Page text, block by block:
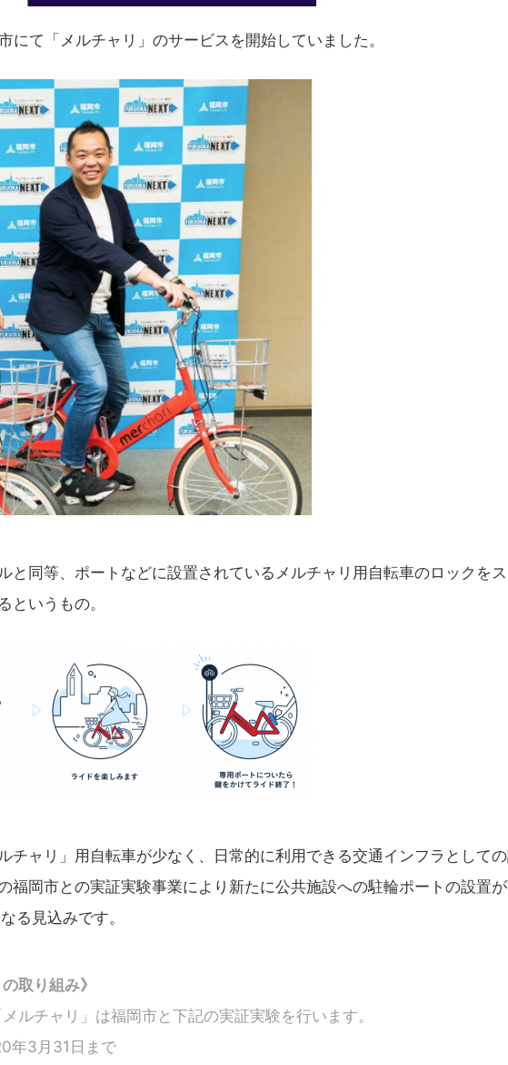
にて「メルチャリ」のサービスを開始していました。
と同等、ポートなどに設置されているメルチャリ用自転車のロックを
というもの。
チャリ」用自転車が少なく、日常的に利用できる交通インフラとして
福岡市との実証実験事業により新たに公共施設への駐輪ポートの設置
る見込みです。
取り組み》
ルチャリ」は福岡市と下記の実証実験を行います。
年3月31日まで